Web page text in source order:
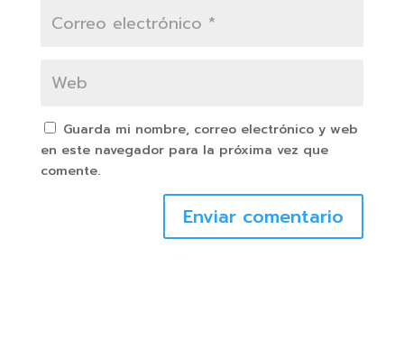
Guarda mi nombre, correo electrónico y web
en este navegador para la próxima vez que
comente.
Enviar comentario